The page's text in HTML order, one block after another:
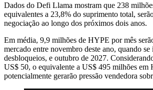
Dados do Defi Llama mostram que 238
equivalentes a 23,8% do suprimento total,
negociação ao longo dos próximos dois anos.
Em média, 9,9 milhões de HYPE por mês
mercado entre novembro deste ano, quando
desbloqueios, e outubro de 2027.
US$ 50, o equivalente a US$ 495 milhões em
potencialmente gerarão pressão vendedora